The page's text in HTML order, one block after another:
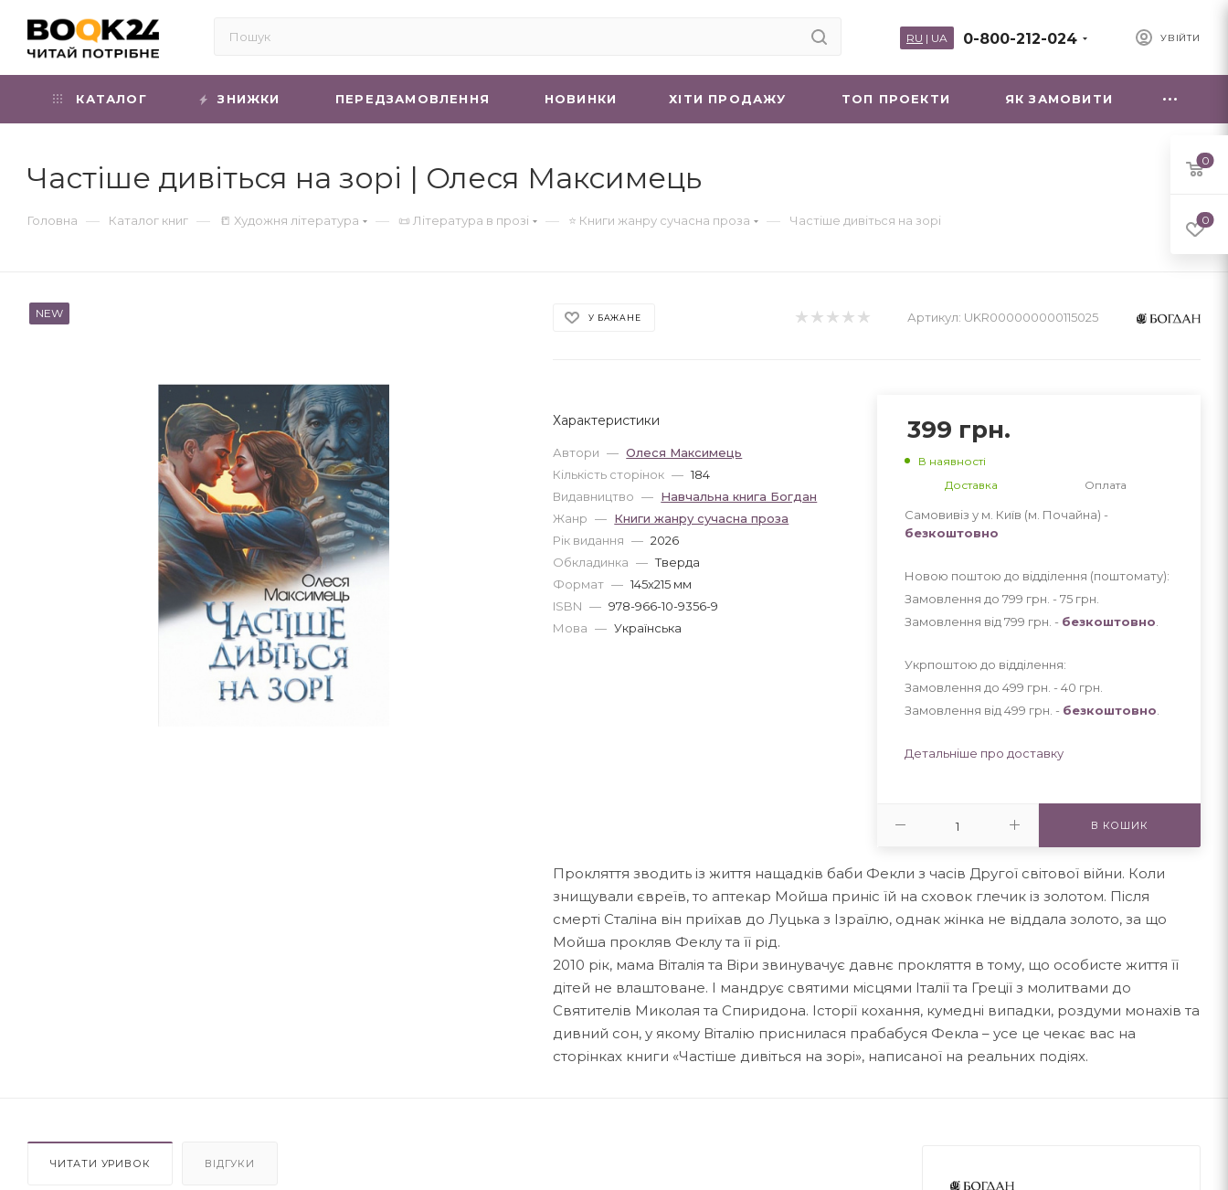
УВІЙТИ
0-800-212-024
RU | UA
КАТАЛОГ ЗНИЖКИ ПЕРЕДЗАМОВЛЕННЯ НОВИНКИ ХIТИ ПРОДАЖУ ТОП ПРОЕКТИ ЯК ЗАМОВИТИ
Частіше дивіться на зорі | Олеся Максимець
Головна — Каталог книг — 📒 Художня література — 📜 Література в прозі — ⭐ Книги жанру сучасна проза — Частіше дивіться на зорі
NEW У БАЖАНЕ Артикул: UKR000000000115025
Характеристики
Автори — Олеся Максимець
Кількість сторінок — 184
Видавництво — Навчальна книга Богдан
Жанр — Книги жанру сучасна проза
Рік видання — 2026
Обкладинка — Тверда
Формат — 145x215 мм
ISBN — 978-966-10-9356-9
Мова — Українська
399 грн.
В наявності
Доставка
Оплата
Самовивіз у м. Київ (м. Почайна) -
безкоштовно
Новою поштою до відділення (поштомату):
Замовлення до 799 грн. - 75 грн
Замовлення від 799 грн. - безкоштовно
Укрпоштою до відділення:
Замовлення до 499 грн. - 40 грн
Замовлення від 499 грн. - безкоштовно
Детальніше про доставку
В КОШИК
Прокляття зводить із життя нащадків баби Фекли з часів Другої світової війни. Коли
знищували євреїв, то аптекар Мойша приніс їй на сховок глечик із золотом. Після
смерті Сталіна він приїхав до Луцька з Ізраїлю, однак жінка не віддала золото, за що
Мойша прокляв Феклу та її рід.
2010 рік, мама Віталія та Віри звинувачує давнє прокляття в тому, що особисте життя її
дітей не влаштоване. І мандрує святими місцями Італії та Греції з молитвами до
Святителів Миколая та Спиридона. Історії кохання, кумедні випадки, роздуми монахів та
дивний сон, у якому Віталію приснилася прабабуся Фекла – усе це чекає вас на
сторінках книги «Частіше дивіться на зорі», написаної на реальних подіях.
ЧИТАТИ УРИВОК ВІДГУКИ
0
0